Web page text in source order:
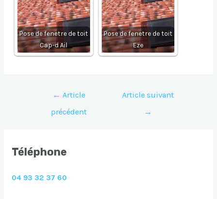
Pose de fenetre de toit
Cap-d Ail
Pose de fenetre de toit
Eze
Navigation
l’article
← Article
précédent
Article suivant
→
Téléphone
04 93 32 37 60